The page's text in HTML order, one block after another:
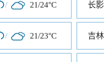
/ 21/24°C 长
/ 21/23°C 吉